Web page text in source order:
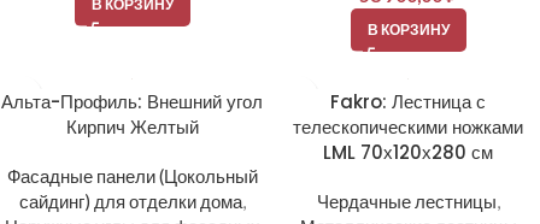
В КОРЗИНУ
В КОРЗИНУ
Альта-Профиль: Внешний угол
Кирпич Желтый
Фасадные панели (Цокольный
сайдинг) для отделки дома,
Fakro: Лестница с
телескопическими ножками
LML 70х120х280 см
Чердачные лестницы,